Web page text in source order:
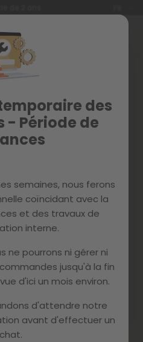
des
- Période de
semaines, nous ferons
coïncidant avec la
et des travaux de
interne.
ne pourrons ni gérer ni
jusqu'à la fin
d'ici un mois environ.
d'attendre notre
avant d'effectuer un